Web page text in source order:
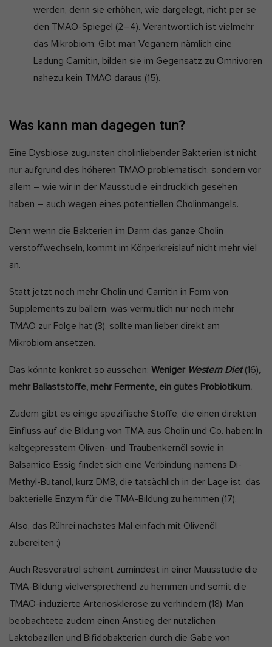
werden, denn sie erhöhen, wie dargelegt, nicht per se
den TMAO-Spiegel (2–4). Verantwortlich ist vielmehr
das Mikrobiom: Gibt man Veganern nämlich eine
Ladung Carnitin, bilden sie im Gegensatz zu Omnivoren
nahezu kein TMAO daraus (15).
Was kann man dagegen tun?
Eine Dysbiose zugunsten cholinliebender Bakterien ist nicht
nur aufgrund des höheren TMAO problematisch, sondern vor
allem – wie wir in der Mausstudie eindrücklich gesehen
haben – auch wegen eines potentiellen Cholinmangels.
Denn wenn die Bakterien im Darm das ganze Cholin
verstoffwechseln, kommt im Körperkreislauf nicht mehr viel
an.
Statt jetzt noch mehr Cholin und Carnitin in Form von
Supplements zu ballern, was vermutlich nur noch mehr
TMAO zur Folge hat (3) , sollte man lieber direkt am
Mikrobiom ansetzen.
Das könnte konkret so aussehen: Weniger Western Diet(16),
mehr Ballaststoffe, mehr Fermente, ein gutes Probiotikum.
Zudem gibt es einige spezifische Stoffe, die einen direkten
Einfluss auf die Bildung von TMA aus Cholin und Co. haben: In
kaltgepresstem Oliven- und Traubenkernöl sowie in
Balsamico Essig findet sich eine Verbindung namens Di-
Methyl-Butanol, kurz DMB, die tatsächlich in der Lage ist, das
bakterielle Enzym für die TMA-Bildung zu hemmen (17).
Also, das Rührei nächstes Mal einfach mit Olivenöl
zubereiten ;)
Auch Resveratrol scheint zumindest in einer Mausstudie die
TMA-Bildung vielversprechend zu hemmen und somit die
TMAO-induzierte Arteriosklerose zu verhindern (18). Man
beobachtete zudem einen Anstieg der nützlichen
Laktobazillen und Bifidobakterien durch die Gabe von